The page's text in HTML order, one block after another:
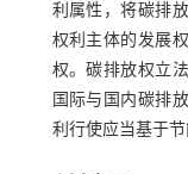
利属性，将碳排
权利主体的发展
权。碳排放权立
国际与国内碳排
利行使应当基于节